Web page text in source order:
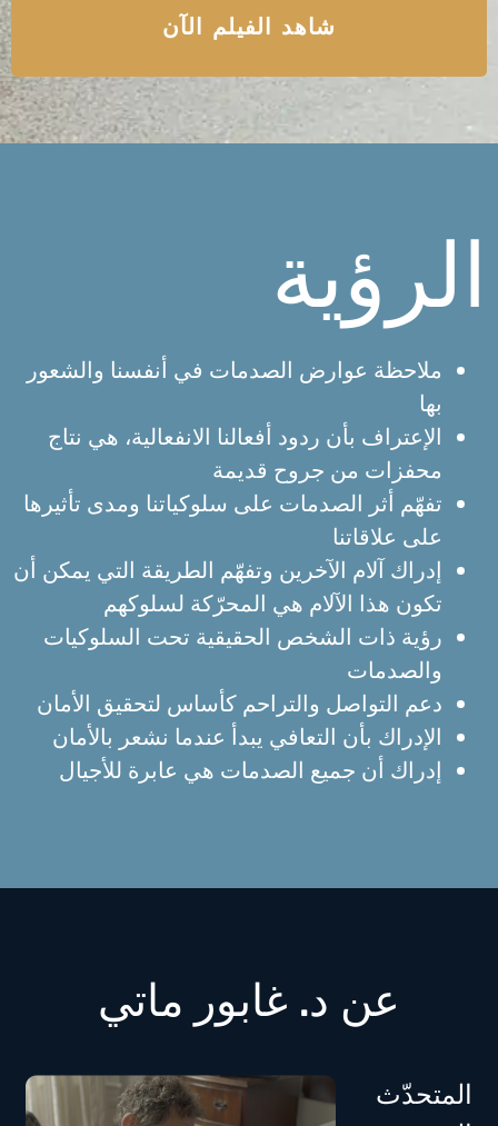
شاهد الفيلم الآن
الرؤية
ملاحظة عوارض الصدمات في أنفسنا والشعور
بها
الإعتراف بأن ردود أفعالنا الانفعالية، هي نتاج
محفزات من جروح قديمة
تفهّم أثر الصدمات على سلوكياتنا ومدى تأثيرها
على علاقاتنا
إدراك آلام الآخرين وتفهّم الطريقة التي يمكن أن
تكون هذا الآلام هي المحرّكة لسلوكهم
رؤية ذات الشخص الحقيقية تحت السلوكيات
والصدمات
دعم التواصل والتراحم كأساس لتحقيق الأمان
الإدراك بأن التعافي يبدأ عندما نشعر بالأمان
إدراك أن جميع الصدمات هي عابرة للأجيال
عن د. غابور ماتي
المتحدّث